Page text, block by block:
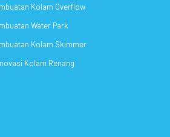
Kolam Overflow
Water Park
Kolam Skimmer
Kolam Renang